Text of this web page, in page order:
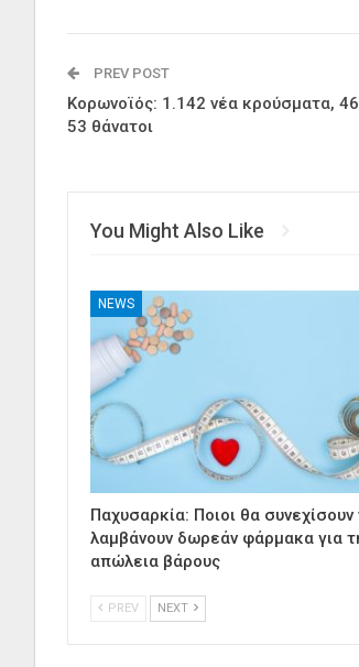
PREV POST
Κορωνοϊός: 1.142 νέα κρούσματα,
53 θάνατοι
You Might Also Like
NEWS
Παχυσαρκία: Ποιοι θα συνεχίσουν
λαμβάνουν δωρεάν φάρμακα για
απώλεια βάρους
PREV NEXT